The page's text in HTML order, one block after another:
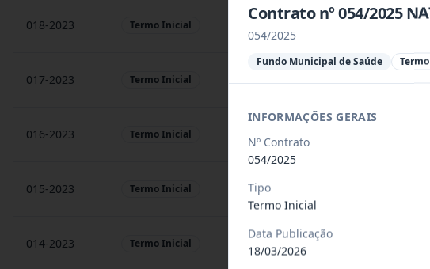
018-2023 Termo Inicial
017-2023 Termo Inicial Contratação de empresa
016-2023 Termo Inicial prestação de serviços de saúde, de
015-2023 Termo Inicial prestação de sarvigos de saúde,
014-2023 Termo Inicial Locação de sonorização de
Contrato nº 054/2025
054/2025
Fundo Municipal de Saúde
INFORMAÇÕES GERAIS
Nº Contrato
054/2025
Tipo
Termo Inicial
Data Publicação
18/03/2026